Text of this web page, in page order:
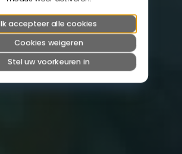
Ik accepteer alle cookies
Cookies weigeren
Stel uw voorkeuren in